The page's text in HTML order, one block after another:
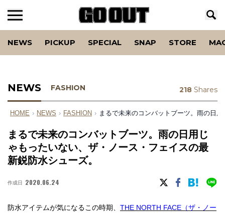
NEWS PICKUP SPECIAL SNAP STORE
NEWS FASHION
HOME › NEWS › FASHION › まるで未来のコンバットブーツ。雨の日
まるで未来のコンバットブーツ。雨の日用じ
ゃもったいない、ザ・ノース・フェイスの最
新鋭防水シューズ。
作成日 2020.06.24
218 Shares
防水アイテムが気になるこの時期、 THE NORTH FACE（ザ・ノー